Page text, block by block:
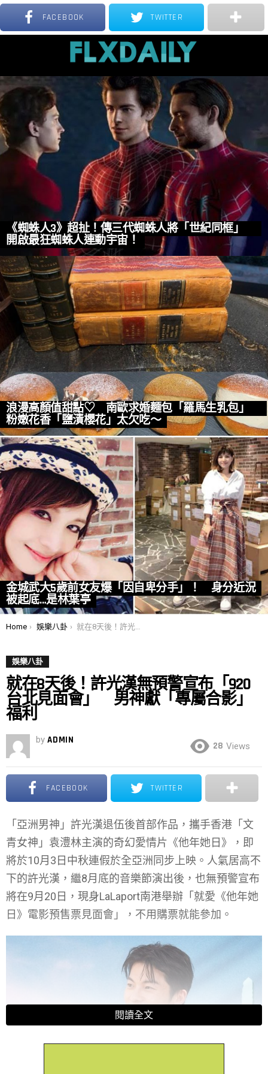
MOST
VIEWED
STORIES
《蜘蛛人3》超扯！傳三代蜘蛛人將「世紀同框」
開啟最狂蜘蛛人連動宇宙！
浪漫高顏值甜點♡ 南歐求婚麵包「羅馬生乳包」
粉嫩花香「鹽漬櫻花」太欠吃～
金城武大5歲前女友爆「因自卑分手」！ 身分近況
被起底…是林葉亭
You are here:
Home 娛樂八卦 就在8天後！許光漢無預警宣布「920台北見面會」 男神獻「專屬合影」福利
娛樂八卦
就在8天後！許光漢無預警宣布「920
台北見面會」 男神獻「專屬合影」
福利
by ADMIN
28 Views
FACEBOOK TWITTER
「亞洲男神」許光漢退伍後首部作品，攜手香港「文
青女神」袁澧林主演的奇幻愛情片《他年她日》，即
將於10月3日中秋連假於全亞洲同步上映。人氣居高不
下的許光漢，繼8月底的音樂節演出後，也無預警宣布
將在9月20日，現身LaLaport南港舉辦「就愛《他年她
日》電影預售票見面會」，不用購票就能參加。
閱讀全文
FACEBOOK TWITTER